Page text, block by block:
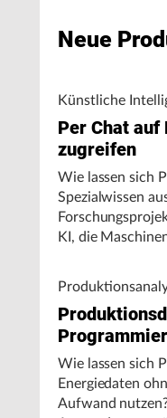
Neue
Künstliche
Per Chat auf
zugreifen
Wie lassen sich
Spezialwissen
KI, die
Wie lassen sich
Energiedaten
Aufwand